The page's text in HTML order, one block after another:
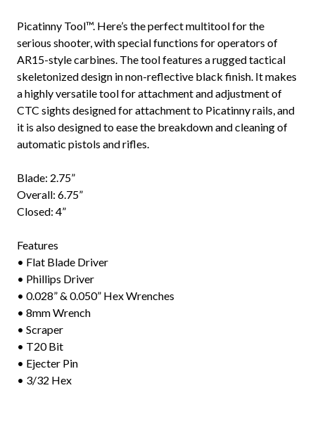
Picatinny Tool™. Here’s the perfect multitool for the
serious shooter, with special functions for operators of
AR15-style carbines. The tool features a rugged tactical
skeletonized design in non-reflective black finish. It makes
a highly versatile tool for attachment and adjustment of
CTC sights designed for attachment to Picatinny rails, and
it is also designed to ease the breakdown and cleaning of
automatic pistols and rifles.
Blade: 2.75”
Overall: 6.75”
Closed: 4”
Features
• Flat Blade Driver
• Phillips Driver
• 0.028” & 0.050” Hex Wrenches
• 8mm Wrench
• Scraper
• T20 Bit
• Ejecter Pin
• 3/32 Hex